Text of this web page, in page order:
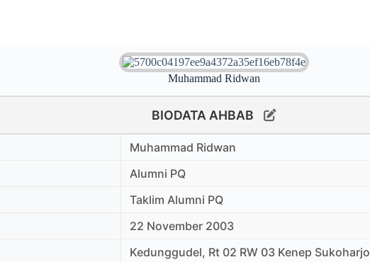
Muhammad Ridwan
BIODATA AHBAB
Muhammad Ridwan
Alumni PQ
Taklim Alumni PQ
22 November 2003
Kedunggudel, Rt 02 RW 03 Kenep Sukoharjo